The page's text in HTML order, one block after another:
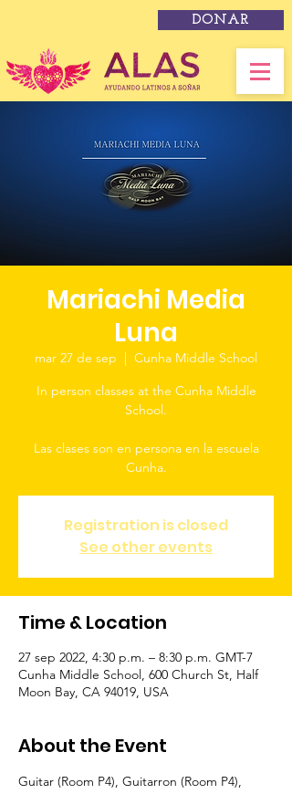
DONAR
Mariachi Media
Luna
mar 27 de sep
  |
Cunha Middle School
In person classes at the Cunha Middle
School.
Las clases son en persona en la escuela
Cunha.
Registration is closed
See other events
Time & Location
27 sep 2022, 4:30 p.m. – 8:30 p.m. GMT-7
Cunha Middle School, 600 Church St, Half
Moon Bay, CA 94019, USA
About the Event
Guitar (Room P4), Guitarron (Room P4),